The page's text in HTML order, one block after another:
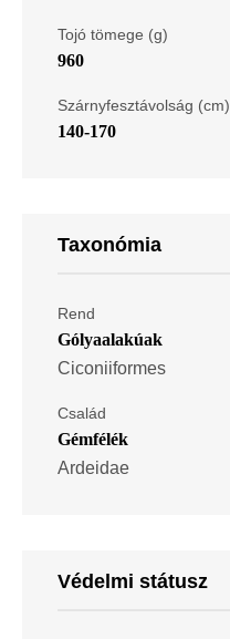
Tojó tömege (g)
960
Szárnyfesztávolság (cm)
140-170
Taxonómia
Rend
Gólyaalakúak
Ciconiiformes
Család
Gémfélék
Ardeidae
Védelmi státusz